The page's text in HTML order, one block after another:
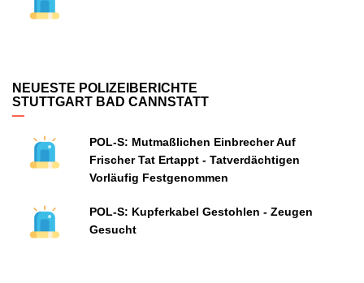
NEUESTE POLIZEIBERICHTE
STUTTGART BAD CANNSTATT
POL-S: Mutmaßlichen Einbrecher Auf
Frischer Tat Ertappt - Tatverdächtigen
Vorläufig Festgenommen
POL-S: Kupferkabel Gestohlen - Zeugen
Gesucht